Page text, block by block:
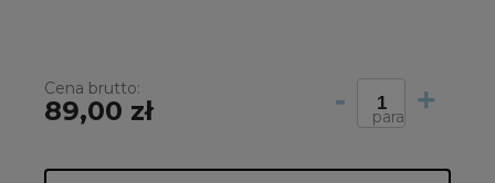
Cena brutto:
89,00 zł - +
para